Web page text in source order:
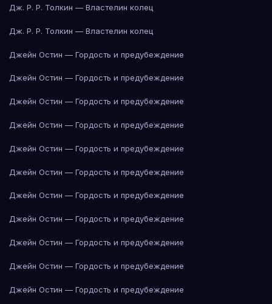
Дж. Р. Р. Толкин — Властелин колец
Дж. Р. Р. Толкин — Властелин колец
Джейн Остин — Гордость и предубеждение
Джейн Остин — Гордость и предубеждение
Джейн Остин — Гордость и предубеждение
Джейн Остин — Гордость и предубеждение
Джейн Остин — Гордость и предубеждение
Джейн Остин — Гордость и предубеждение
Джейн Остин — Гордость и предубеждение
Джейн Остин — Гордость и предубеждение
Джейн Остин — Гордость и предубеждение
Джейн Остин — Гордость и предубеждение
Джейн Остин — Гордость и предубеждение